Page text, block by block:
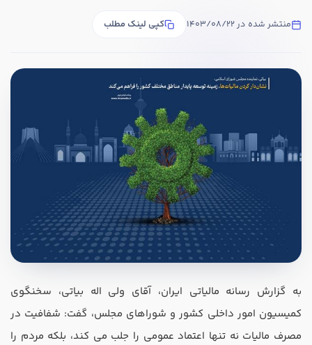
منتشر شده در 1403/08/22 کپی لینک مطلب
به گزارش رسانه مالیاتی ایران، آقای ولی ‌اله بیاتی، سخنگوی
کمیسیون امور داخلی کشور و شورا‌های مجلس، گفت: شفافیت در
مصرف مالیات نه تنها اعتماد عمومی را جلب می ‌کند، بلکه مردم را
در صورتی که سابقه دارید توضیح مختصر از فعالیتی که در حسابداری
در صورتی که سابقه دارید ، چه مهارت هایی در حسابداری دارید؟
هدف شما از آموزش چیست ؟
ارتقا
استخدام و شروع کار حسابداری
هدف بلند مدت شما از آموزش چیست ؟